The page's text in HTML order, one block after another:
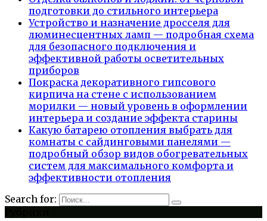
подготовки до стильного интерьера
Устройство и назначение дросселя для
люминесцентных ламп — подробная схема
для безопасного подключения и
эффективной работы осветительных
приборов
Покраска декоративного гипсового
кирпича на стене с использованием
морилки — новый уровень в оформлении
интерьера и создание эффекта старины
Какую батарею отопления выбрать для
комнаты с сайдинговыми панелями —
подробный обзор видов обогревательных
систем для максимального комфорта и
эффективности отопления
Search for: